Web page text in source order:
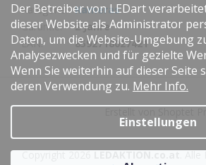
Der Betreiber von LEDart
dieser Website als Administrator
Daten, um die Website-Umgebung
Analysezwecken und für gezielte
Wenn Sie weiterhin auf dieser Seite
deren Verwendung zu. Mehr Info.
Einstellungen
Kategorie: Kameras
Garantie:
2 Jahre
EAN: 8592718027421
Copyright 2026LEDAKTION.co.at. Alle